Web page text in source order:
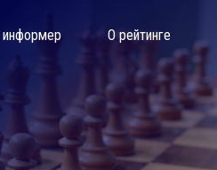
информер О рейтинге